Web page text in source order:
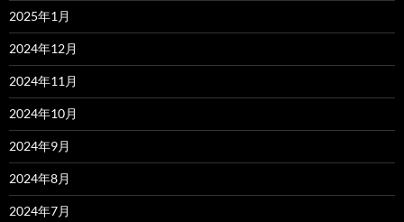
2025年1月
2024年12月
2024年11月
2024年10月
2024年9月
2024年8月
2024年7月